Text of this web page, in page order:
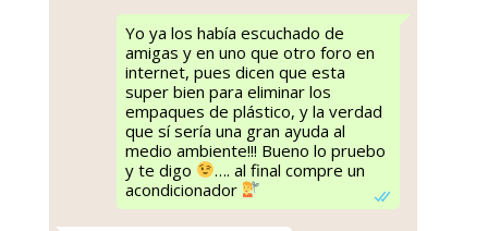
Yo ya los había escuchado de
amigas y en uno que otro foro en
internet, pues dicen que esta
super bien para eliminar los
empaques de plástico, y la verdad
que sí sería una gran ayuda al
medio ambiente!!! Bueno lo pruebo
y te digo
…. al final compre un
acondicionador